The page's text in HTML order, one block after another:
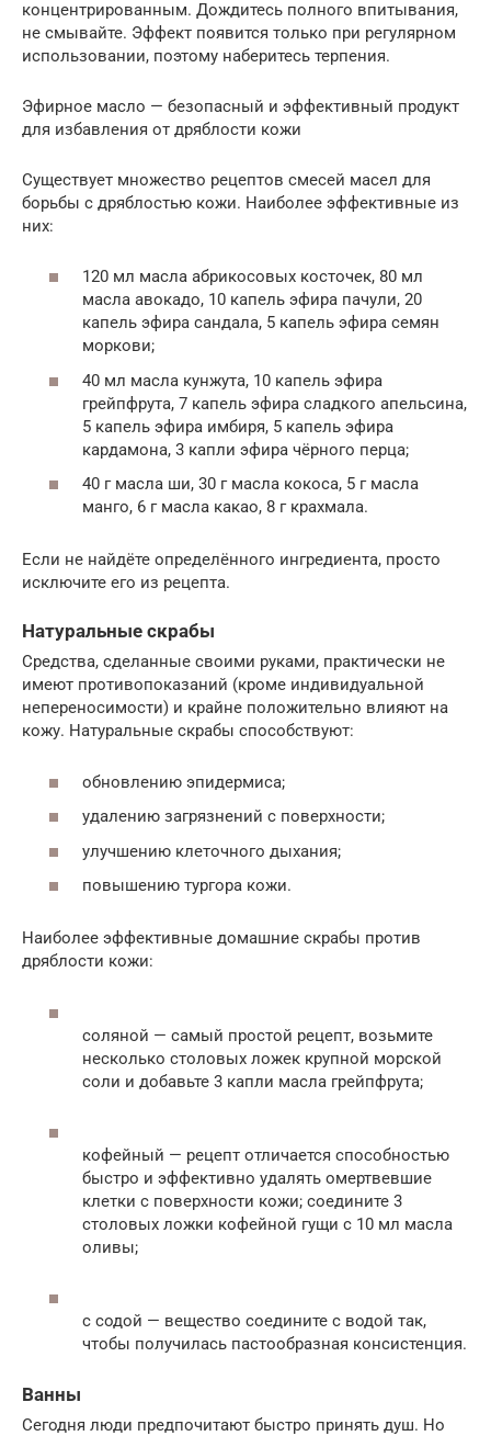
концентрированным. Дождитесь полного впитывания,
не смывайте. Эффект появится только при регулярном
использовании, поэтому наберитесь терпения.
Эфирное масло — безопасный и эффективный продукт
для избавления от дряблости кожи
Существует множество рецептов смесей масел для
борьбы с дряблостью кожи. Наиболее эффективные из
них:
120 мл масла абрикосовых косточек, 80 мл
масла авокадо, 10 капель эфира пачули, 20
капель эфира сандала, 5 капель эфира семян
моркови;
40 мл масла кунжута, 10 капель эфира
грейпфрута, 7 капель эфира сладкого апельсина,
5 капель эфира имбиря, 5 капель эфира
кардамона, 3 капли эфира чёрного перца;
40 г масла ши, 30 г масла кокоса, 5 г масла
манго, 6 г масла какао, 8 г крахмала.
Если не найдёте определённого ингредиента, просто
исключите его из рецепта.
Натуральные скрабы
Средства, сделанные своими руками, практически не
имеют противопоказаний (кроме индивидуальной
непереносимости) и крайне положительно влияют на
кожу. Натуральные скрабы способствуют:
обновлению эпидермиса;
удалению загрязнений с поверхности;
улучшению клеточного дыхания;
повышению тургора кожи.
Наиболее эффективные домашние скрабы против
дряблости кожи:
соляной — самый простой рецепт, возьмите
несколько столовых ложек крупной морской
соли и добавьте 3 капли масла грейпфрута;
кофейный — рецепт отличается способностью
быстро и эффективно удалять омертвевшие
клетки с поверхности кожи; соедините 3
столовых ложки кофейной гущи с 10 мл масла
оливы;
с содой — вещество соедините с водой так,
чтобы получилась пастообразная консистенция.
Ванны
Сегодня люди предпочитают быстро принять душ. Но